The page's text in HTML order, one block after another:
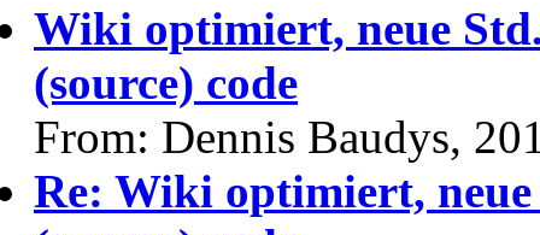
Wiki optimiert, neue
(source) code
From: Dennis Baudys,
Re: Wiki optimiert, neue